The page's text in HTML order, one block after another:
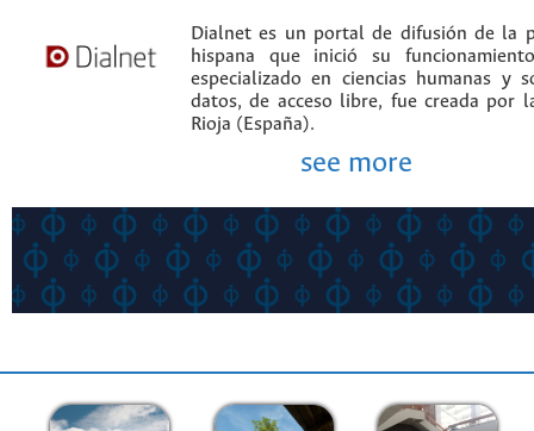
Dialnet es un portal de difusión de la
hispana que inició su
especializado en ciencias humanas y
datos, de acceso libre, fue creada por
Rioja (España).
see more